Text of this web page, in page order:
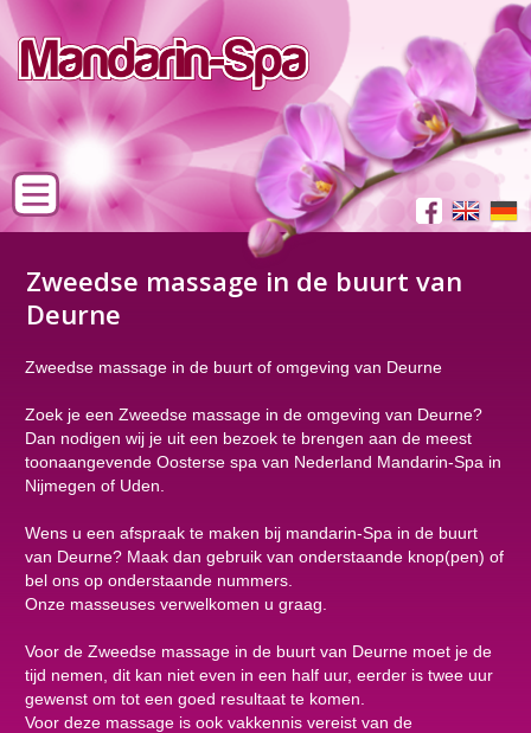
Zweedse massage in de buurt van
Deurne
Zweedse massage in de buurt of omgeving van Deurne
Zoek je een Zweedse massage in de omgeving van Deurne?
Dan nodigen wij je uit een bezoek te brengen aan de meest
toonaangevende Oosterse spa van Nederland Mandarin-Spa in
Nijmegen of Uden.
Wens u een afspraak te maken bij mandarin-Spa in de buurt
van Deurne? Maak dan gebruik van onderstaande knop(pen) of
bel ons op onderstaande nummers.
Onze masseuses verwelkomen u graag.
Voor de Zweedse massage in de buurt van Deurne moet je de
tijd nemen, dit kan niet even in een half uur, eerder is twee uur
gewenst om tot een goed resultaat te komen.
Voor deze massage is ook vakkennis vereist van de